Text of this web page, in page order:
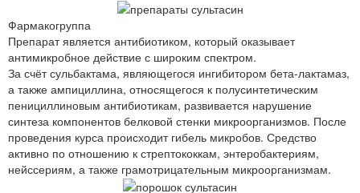
Фармакогруппа
Препарат является антибиотиком, который оказывает
антимикробное действие с широким спектром.
За счёт сульбактама, являющегося ингибитором бета-лактамаз,
а также ампициллина, относящегося к полусинтетическим
пенициллиновым антибиотикам, развивается нарушение
синтеза компонентов белковой стенки микроорганизмов. После
проведения курса происходит гибель микробов. Средство
активно по отношению к стрептококкам, энтеробактериям,
нейссериям, а также грамотрицательным микроорганизмам.